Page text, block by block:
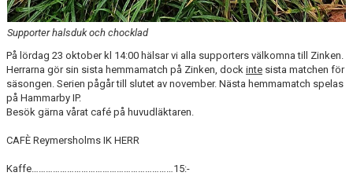
Supporter halsduk och chocklad
På lördag 23 oktober kl 14:00 hälsar vi alla supporters välkomna till Zinken.
Herrarna gör sin sista hemmamatch på Zinken, dock inte sista matchen för
säsongen. Serien pågår till slutet av november. Nästa hemmamatch spelas
på Hammarby IP.
Besök gärna vårat café på huvudläktaren.
CAFÈ Reymersholms IK HERR
Kaffe……………………………………………………15:-